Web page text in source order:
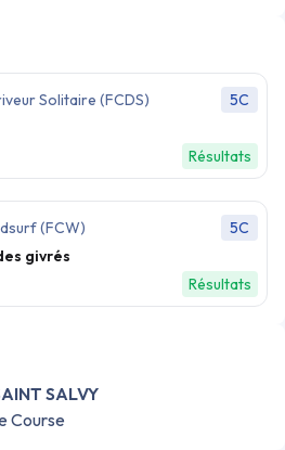
Solitaire (FCDS)
5C
Résultats
(FCW)
5C
givrés
Résultats
SALVY
Course